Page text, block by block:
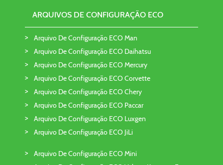
ARQUIVOS DE CONFIGURAÇÃO ECO
Arquivo De Configuração ECO Man
Arquivo De Configuração ECO Daihatsu
Arquivo De Configuração ECO Mercury
Arquivo De Configuração ECO Corvette
Arquivo De Configuração ECO Chery
Arquivo De Configuração ECO Paccar
Arquivo De Configuração ECO Luxgen
Arquivo De Configuração ECO JiLi
Arquivo De Configuração ECO Mini